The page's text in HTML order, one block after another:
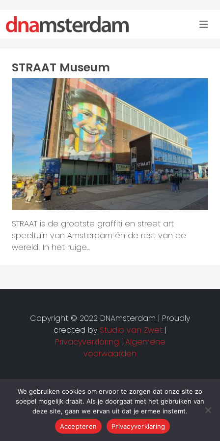
STRAAT Museum
STRAAT is de grootste graffiti en street art
speeltuin van Amsterdam én de rest van de
wereld! In het ruige...
We gebruiken cookies om ervoor te zorgen dat onze site zo
soepel mogelijk draait. Als je doorgaat met het gebruiken van
deze site, gaan we ervan uit dat je ermee instemt.
Accepteren
Privacyverklaring
Copyright © 2022 DNAmsterdam | Proudly
created by Studio van Zwet |
Privacyverklaring | Algemene
voorwaarden